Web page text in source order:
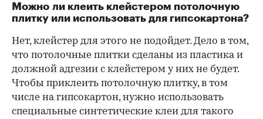
Можно ли клеить клейстером потолочную
плитку или использовать для гипсокартона?
Нет, клейстер для этого не подойдет. Дело в том,
что потолочные плитки сделаны из пластика и
должной адгезии с клейстером у них не будет.
Чтобы приклеить потолочную плитку, в том
числе на гипсокартон, нужно использовать
специальные синтетические клеи для такого